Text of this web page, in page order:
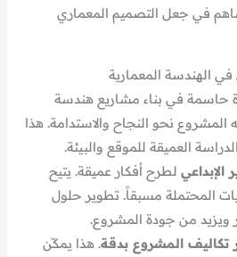
في جعل التصميم المعماري
الهندسة المعمارية
حاسمة في بناء مشاريع هندسة
نحو النجاح والاستدامة. هذا
العميقة للموقع والبيئة.
الإبداعي لطرح أفكار عميقة. يتيح
المحتملة مسبقاً. تطوير حلول
ويزيد من جودة المشروع.
تكاليف المشروع بدقة. هذا يمكّن